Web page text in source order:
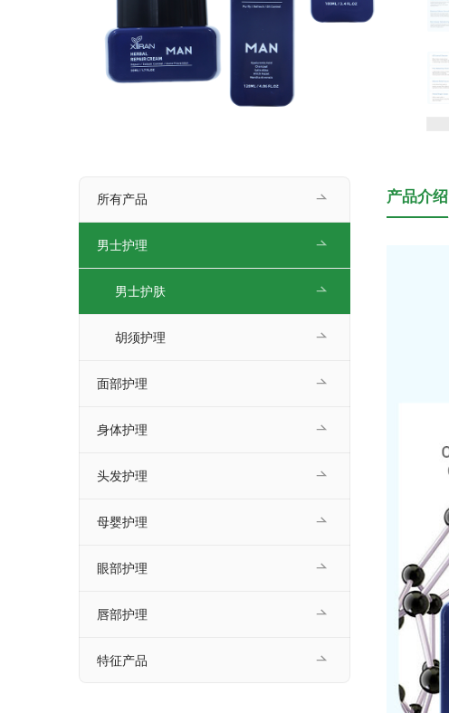
产品介绍
所有产品
男士护理
男士护肤
胡须护理
面部护理
身体护理
头发护理
母婴护理
眼部护理
唇部护理
特征产品